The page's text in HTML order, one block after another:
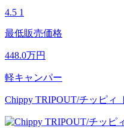
4.5 1
最低販売価格
448.0万円
軽キャンパー
Chippy TRIPOUT/チッピィ